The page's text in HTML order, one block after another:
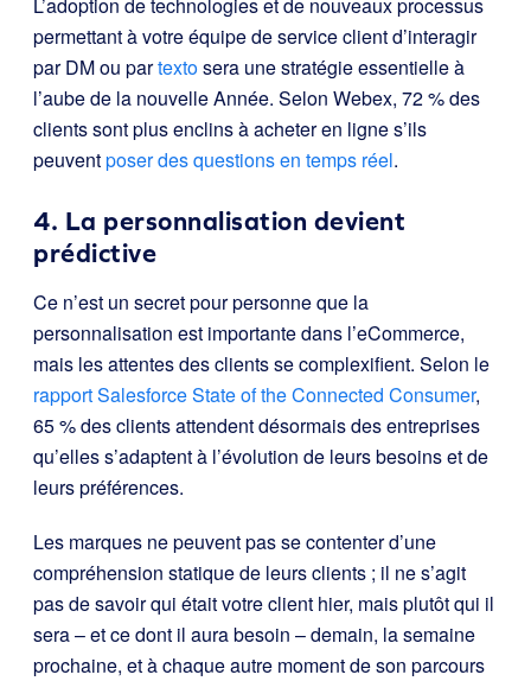
L’adoption de technologies et de nouveaux processus
permettant à votre équipe de service client d’interagir
par DM ou partextosera une stratégie essentielle à
l’aube de la nouvelle Année. Selon Webex, 72 % des
clients sont plus enclins à acheter en ligne s’ils
peuventposer des questions en temps réel.
4. La personnalisation devient
prédictive
Ce n’est un secret pour personne que la
personnalisation est importante dans l’eCommerce,
mais les attentes des clients se complexifient. Selon le
rapport Salesforce State of the Connected Consumer,
65 % des clients attendent désormais des entreprises
qu’elles s’adaptent à l’évolution de leurs besoins et de
leurs préférences.
Les marques ne peuvent pas se contenter d’une
compréhension statique de leurs clients ; il ne s’agit
pas de savoir qui était votre client hier, mais plutôt qui il
sera – et ce dont il aura besoin – demain, la semaine
prochaine, et à chaque autre moment de son parcours